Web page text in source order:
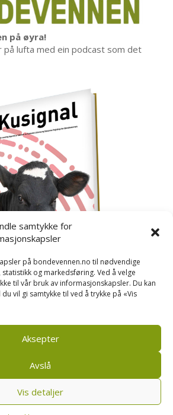
samtykke for
på bondevennen.no til nødvendige
og markedsføring. Ved å velge
til vår bruk av informasjonskapsler. Du kan
vil gi samtykke til ved å trykke på «Vis
Aksepter
Avslå
Vis detaljer
på øyra!
på lufta med ein podcast som det
hefte.
Pb 208, sentrum, 4001 Stavanger